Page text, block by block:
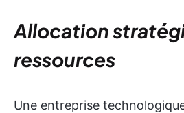
Allocation
ressources
Une entreprise